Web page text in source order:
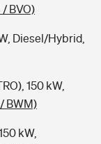
BVO)
Diesel/Hybrid,
150 kW,
BWM)
kW,